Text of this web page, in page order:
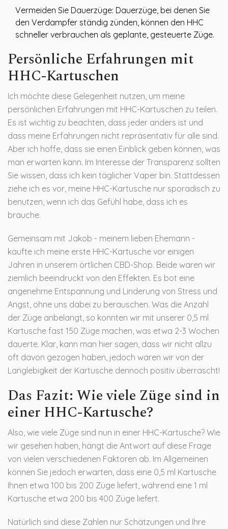
Vermeiden Sie Dauerzüge: Dauerzüge, bei denen Sie
den Verdampfer ständig zünden, können den HHC
schneller verbrauchen als geplante, gesteuerte Züge.
Persönliche Erfahrungen mit
HHC-Kartuschen
Ich möchte diese Gelegenheit nutzen, um meine
persönlichen Erfahrungen mit HHC-Kartuschen zu teilen.
Es ist wichtig zu beachten, dass jeder anders ist und
dass meine Erfahrungen nicht repräsentativ für alle sind.
Aber ich hoffe, dass sie einen Einblick geben können, was
man erwarten kann. Im Interesse der Transparenz sollten
Sie wissen, dass ich kein täglicher Vaper bin. Stattdessen
ziehe ich es vor, meine HHC-Kartusche nur sporadisch zu
benutzen, wenn ich das Gefühl habe, dass ich es
brauche.
Gemeinsam mit Jakob - meinem lieben Ehemann -
kaufte ich meine erste HHC-Kartusche vor einigen
Jahren in unserem örtlichen CBD-Shop. Beide waren wir
ziemlich beeindruckt von den Effekten. Es bot eine
angenehme Entspannung und Linderung von Stress und
Angst, ohne uns dabei zu berauschen. Was die Anzahl
der Züge anbelangt, so konnten wir mit unserer 0,5 ml
Kartusche fast 150 Züge machen, was etwa 2-3 Wochen
dauerte. Klar, kann man hier sagen, dass wir nicht allzu
oft davon gezogen haben, jedoch waren wir von der
Langlebigkeit der Kartusche dennoch positiv überrascht!
Das Fazit: Wie viele Züge sind in
einer HHC-Kartusche?
Also, wie viele Züge sind nun in einer HHC-Kartusche? Wie
wir gesehen haben, hängt die Antwort auf diese Frage
von vielen verschiedenen Faktoren ab. Im Allgemeinen
können Sie jedoch erwarten, dass eine 0,5 ml Kartusche
Ihnen etwa 100 bis 200 Züge liefert, während eine 1 ml
Kartusche etwa 200 bis 400 Züge liefert.
Natürlich sind diese Zahlen nur Schätzungen und Ihre